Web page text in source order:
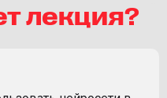
лекция?